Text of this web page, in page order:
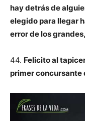
hay detrás de
elegido para llegar
error de los
44. Felicito al
primer concursante